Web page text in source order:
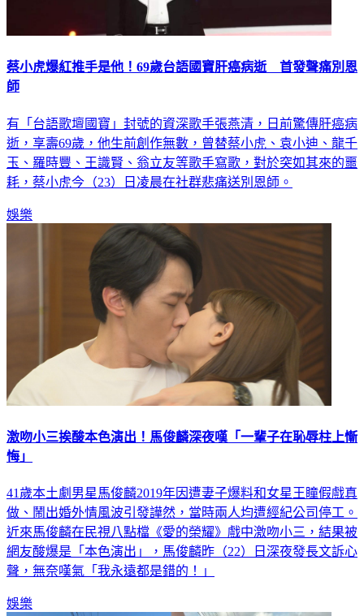
蔡小虎爆紅推手是他！69歲台語國寶肝癌病逝 首發聲痛別恩
師
有「台語歌壇國寶」封號的資深歌手張燕清，日前驚傳肝癌病
逝，享壽69歲，他生前創作無數，曾替蔡小虎、袁小迪、龍千
玉、羅時豐、王識賢、翁立友等歌手寫歌，對於突如其來的噩
耗，蔡小虎今（23）日凌晨在社群悲痛送別恩師。
娛樂
激吻小三挨酸本色演出！馬俊麟深夜嘆「一輩子在恥辱柱上慚
悔」
41歲本土劇男星馬俊麟2019年因遭妻子爆料和女星王瞳假戲真
做、鬧出婚外情風波引發譁然，當時兩人均遭經紀公司停工。
近來馬俊麟在民視八點檔《愛的榮耀》戲中激吻小三，結果被
網友酸爆是「本色演出」，馬俊麟昨（22）日深夜發長文訴心
聲，無奈嘆氣「我永遠都是錯的！」
娛樂